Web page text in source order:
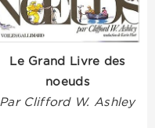
Le Grand Livre des
noeuds
Par Clifford W. Ashley